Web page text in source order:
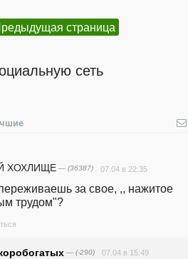
страница
сеть
ХОХЛИЩЕ — (36387) 07.04 в 22:35
за свое, ,, нажитое
трудом"?
— (-290) 07.04 в 15:49